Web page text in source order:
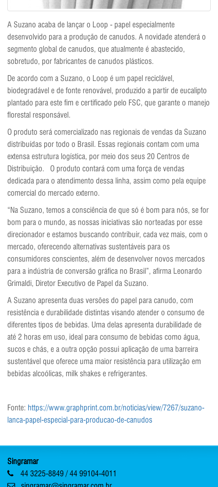
A Suzano acaba de lançar o Loop - papel especialmente
desenvolvido para a produção de canudos. A novidade atenderá o
segmento global de canudos, que atualmente é abastecido,
sobretudo, por fabricantes de canudos plásticos.
De acordo com a Suzano, o Loop é um papel reciclável,
biodegradável e de fonte renovável, produzido a partir de eucalipto
plantado para este fim e certificado pelo FSC, que garante o manejo
florestal responsável.
O produto será comercializado nas regionais de vendas da Suzano
distribuídas por todo o Brasil. Essas regionais contam com uma
extensa estrutura logística, por meio dos seus 20 Centros de
Distribuição. O produto contará com uma força de vendas
dedicada para o atendimento dessa linha, assim como pela equipe
comercial do mercado externo.
“Na Suzano, temos a consciência de que só é bom para nós, se for
bom para o mundo, as nossas iniciativas são norteadas por esse
direcionador e estamos buscando contribuir, cada vez mais, com o
mercado, oferecendo alternativas sustentáveis para os
consumidores conscientes, além de desenvolver novos mercados
para a indústria de conversão gráfica no Brasil”, afirma Leonardo
Grimaldi, Diretor Executivo de Papel da Suzano.
A Suzano apresenta duas versões do papel para canudo, com
resistência e durabilidade distintas visando atender o consumo de
diferentes tipos de bebidas. Uma delas apresenta durabilidade de
até 2 horas em uso, ideal para consumo de bebidas como água,
sucos e chás, e a outra opção possui aplicação de uma barreira
sustentável que oferece uma maior resistência para utilização em
bebidas alcoólicas, milk shakes e refrigerantes.
Fonte: https://www.graphprint.com.br/noticias/view/7267/suzano-
lanca-papel-especial-para-producao-de-canudos
Singramar
44 3225-8849 / 44 99104-4011